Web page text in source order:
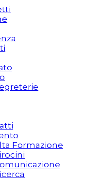
Formazione